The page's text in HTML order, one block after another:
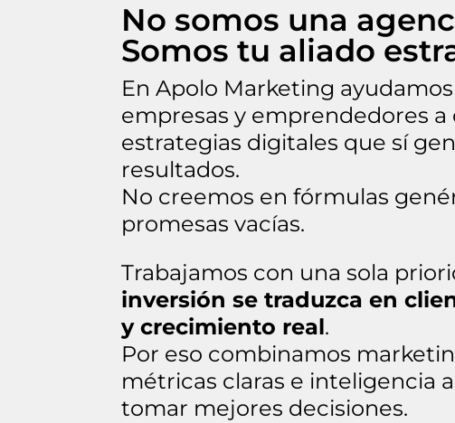
No somos una
Somos tu aliado
En Apolo Marketing ayudamos
empresas y emprendedores a
estrategias digitales que sí
resultados.
No creemos en fórmulas
promesas vacías.
Trabajamos con una sola
inversión se traduzca en
y crecimiento real.
Por eso combinamos
métricas claras e inteligencia
tomar mejores decisiones.